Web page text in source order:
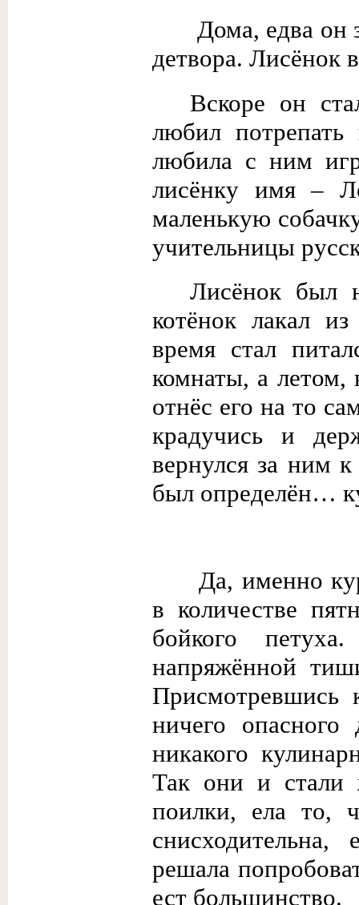
Дома, едва он
детвора. Лисёнок
Вскоре он
любил
любила с ним
лисёнку имя –
маленькую
учительницы
Лисёнок был
котёнок лакал
время стал
комнаты, а летом,
отнёс его на то
крадучись и
вернулся за ним
был определён…
Да, именно
в количестве
бойкого
напряжённой
ничего
никакого
Так они и стали
поилки, ела то,
решала
ест большинство.